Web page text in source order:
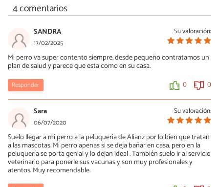
4 comentarios
Su valoración:
SANDRA
17/02/2025
Mi perro va super contento siempre, desde pequeño contratamos un
plan de salud y parece que esta como en su casa.
Responder 0 0
Su valoración:
Sara
06/07/2020
Suelo llegar a mi perro a la peluquería de Alianz por lo bien que tratan
a las mascotas. Mi perro apenas si se deja bañar en casa, pero en la
peluquería se porta genial y lo dejan ideal . También suelo ir al servicio
veterinario para ponerle sus vacunas y son muy profesionales y
atentos. Muy recomendable.